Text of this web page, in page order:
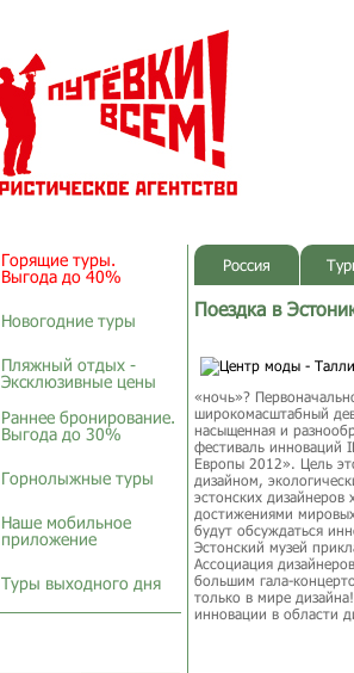
Горящие туры.
Выгода до 40%
Новогодние туры
Пляжный отдых -
Эксклюзивные цены
Раннее бронирование.
Выгода до 30%
Горнолыжные туры
Наше мобильное
приложение
Туры выходного дня
Россия
Поездка в
«ночь»?
широкомасштабный
насыщенная и
фестиваль инноваций
Европы 2012». Цель
дизайном,
эстонских
достижениями
будут обсуждаться
Эстонский музей
Ассоциация
большим гала-
только в мире
инновации в области